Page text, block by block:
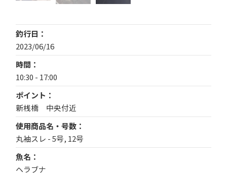
釣行日
2023/06/16
時間
10:30 - 17:00
ポイント
新桟橋 中央付近
使用商品名・号数
丸袖スレ - 5号, 12号
魚名
ヘラブナ